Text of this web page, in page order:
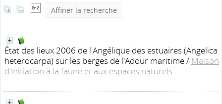
Affiner la recherche
État des lieux 2006 de l'Angélique des estuaires (Angelica
heterocarpa) sur les berges de l'Adour maritime/ Maison
d'Initiation à la faune et aux espaces naturels